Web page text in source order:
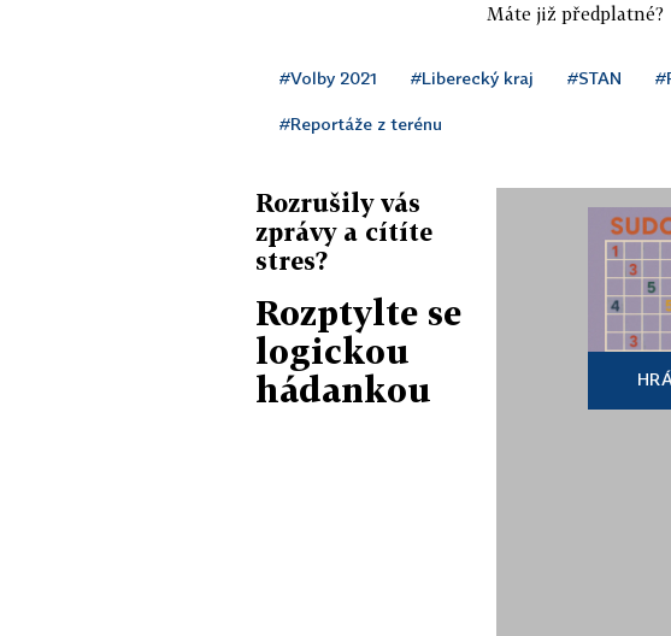
Máte již předplatné?
#Volby 2021 #Liberecký kraj #STAN
#Reportáže z terénu
Rozrušily vás
zprávy a cítíte
stres?
Rozptylte se
logickou
hádankou